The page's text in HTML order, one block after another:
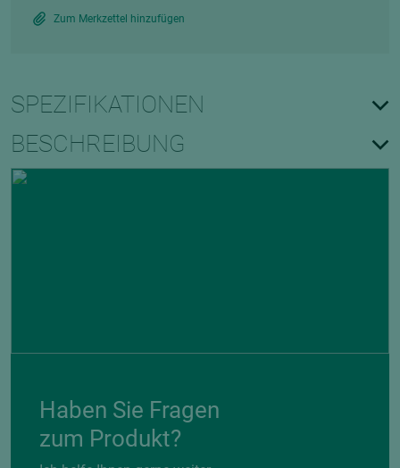
Zum Merkzettel hinzufügen
SPEZIFIKATIONEN
BESCHREIBUNG
Haben Sie Fragen
zum Produkt?